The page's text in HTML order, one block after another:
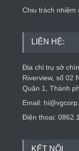
Chịu trách nhiệm
LIÊN HỆ:
Địa chỉ trụ sở
Riverview, số 02
Quận 1, Thành
Email:
Điện thoại:
KẾT NỐI